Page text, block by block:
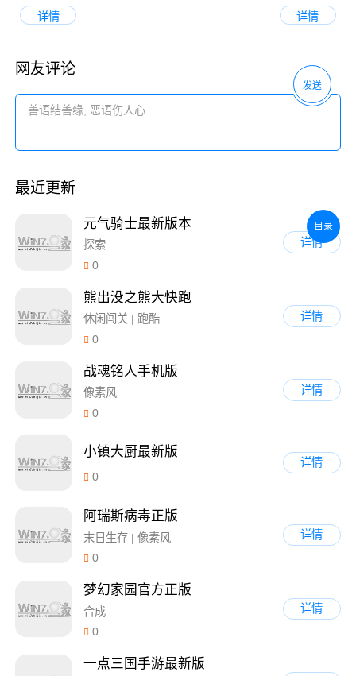
详情
详情
网友评论
发送
最近更新
元气骑士最新版本
探索
0
详情
熊出没之熊大快跑
休闲闯关 | 跑酷
0
详情
战魂铭人手机版
像素风
0
详情
小镇大厨最新版
0
详情
阿瑞斯病毒正版
末日生存 | 像素风
0
详情
梦幻家园官方正版
合成
0
详情
一点三国手游最新版
目录